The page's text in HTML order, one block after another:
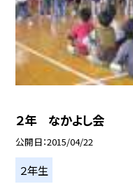
２年 なかよし会
公開日 2015/04/22
２年生